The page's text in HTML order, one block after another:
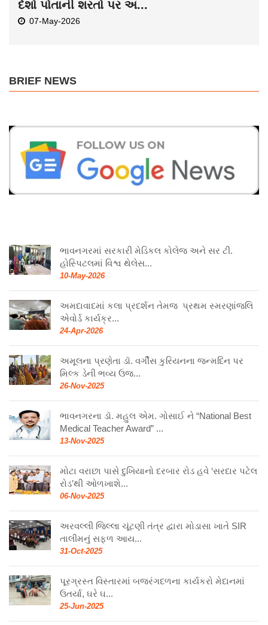
દેશો પોતાની શરતો પર અ...
07-May-2026
BRIEF NEWS
ભાવનગરમાં સરકારી મેડિકલ કોલેજ અને સર ટી.
હોસ્પિટલમાં વિશ્વ થેલેસ...
10-May-2026
અમદાવાદમાં કલા પ્રદર્શન તેમજ પ્રથમ સ્મરણાંજલિ
એવોર્ડ કાર્યક્ર...
24-Apr-2026
અમૂલના પ્રણેતા ડૉ. વર્ગીસ કુરિયનના જન્મદિન પર
મિલ્ક ડેની ભવ્ય ઉજ...
26-Nov-2025
ભાવનગરના ડૉ. મહુલ એમ. ગોસાઈ ને “National Best
Medical Teacher Award” ...
13-Nov-2025
મોટા વરાછા પાસે દુખિયાનો દરબાર રોડ હવે ‘સરદાર પટેલ
રોડ’થી ઓળખાશે...
06-Nov-2025
અરવલ્લી જિલ્લા ચૂંટણી તંત્ર દ્વારા મોડાસા ખાતે SIR
તાલીમનું સફળ આય...
31-Oct-2025
પૂરગ્રસ્ત વિસ્તારમાં બજરંગદળના કાર્યકરો મેદાનમાં
ઉતર્યા, ઘરે ઘ...
25-Jun-2025